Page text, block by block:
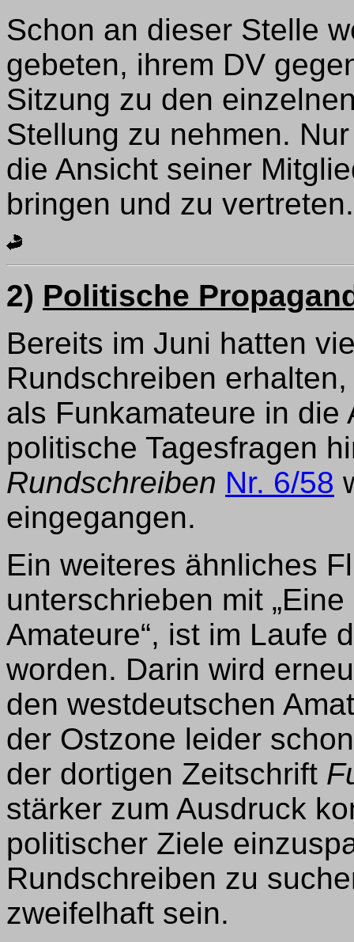
Schon an dieser Stelle
gebeten, ihrem DV
Sitzung zu den
Stellung zu nehmen.
die Ansicht seiner
bringen und zu vertreten.
2) Politische
Bereits im Juni hatten
Rundschreiben
als Funkamateure in die
politische Tagesfragen
Rundschreiben Nr. 6/58
eingegangen.
Ein weiteres ähnliches
unterschrieben mit
Amateure“, ist im Laufe
worden. Darin wird
den westdeutschen
der Ostzone leider
der dortigen Zeitschrift
stärker zum Ausdruck
politischer Ziele
Rundschreiben zu
zweifelhaft sein.